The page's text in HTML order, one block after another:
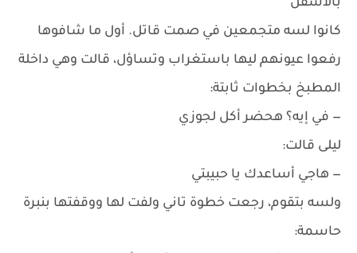
بالأسفل
كانوا لسه متجمعين في صمت قاتل. أول ما شافوها
رفعوا عيونهم ليها باستغراب وتساؤل، قالت وهي داخلة
المطبخ بخطوات ثابتة:
— في إيه؟ هحضر أكل لجوزي
ليلى قالت:
— هاجي أساعدك يا حبيبتي
ولسه بتقوم، رجعت خطوة تاني ولفت لها ووقفتها بنبرة
حاسمة: